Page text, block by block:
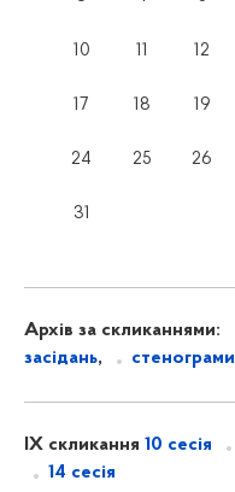
10 11 12
17 18 19
24 25 26
31
Архів за скликаннями:
засідань, стенограми
IX скликання 10 сесія
14 сесія